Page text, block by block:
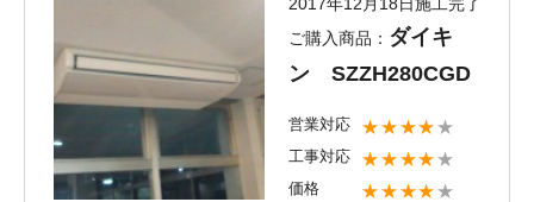
ご購入商品： ダイキ
ン SZZH280CGD
営業対応 ★★★★★
工事対応 ★★★★★
価格 ★★★★★